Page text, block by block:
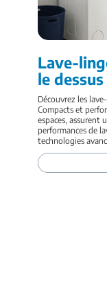
Lave-
le dessus
Découvrez les
Compacts et
espaces,
performances de
technologies